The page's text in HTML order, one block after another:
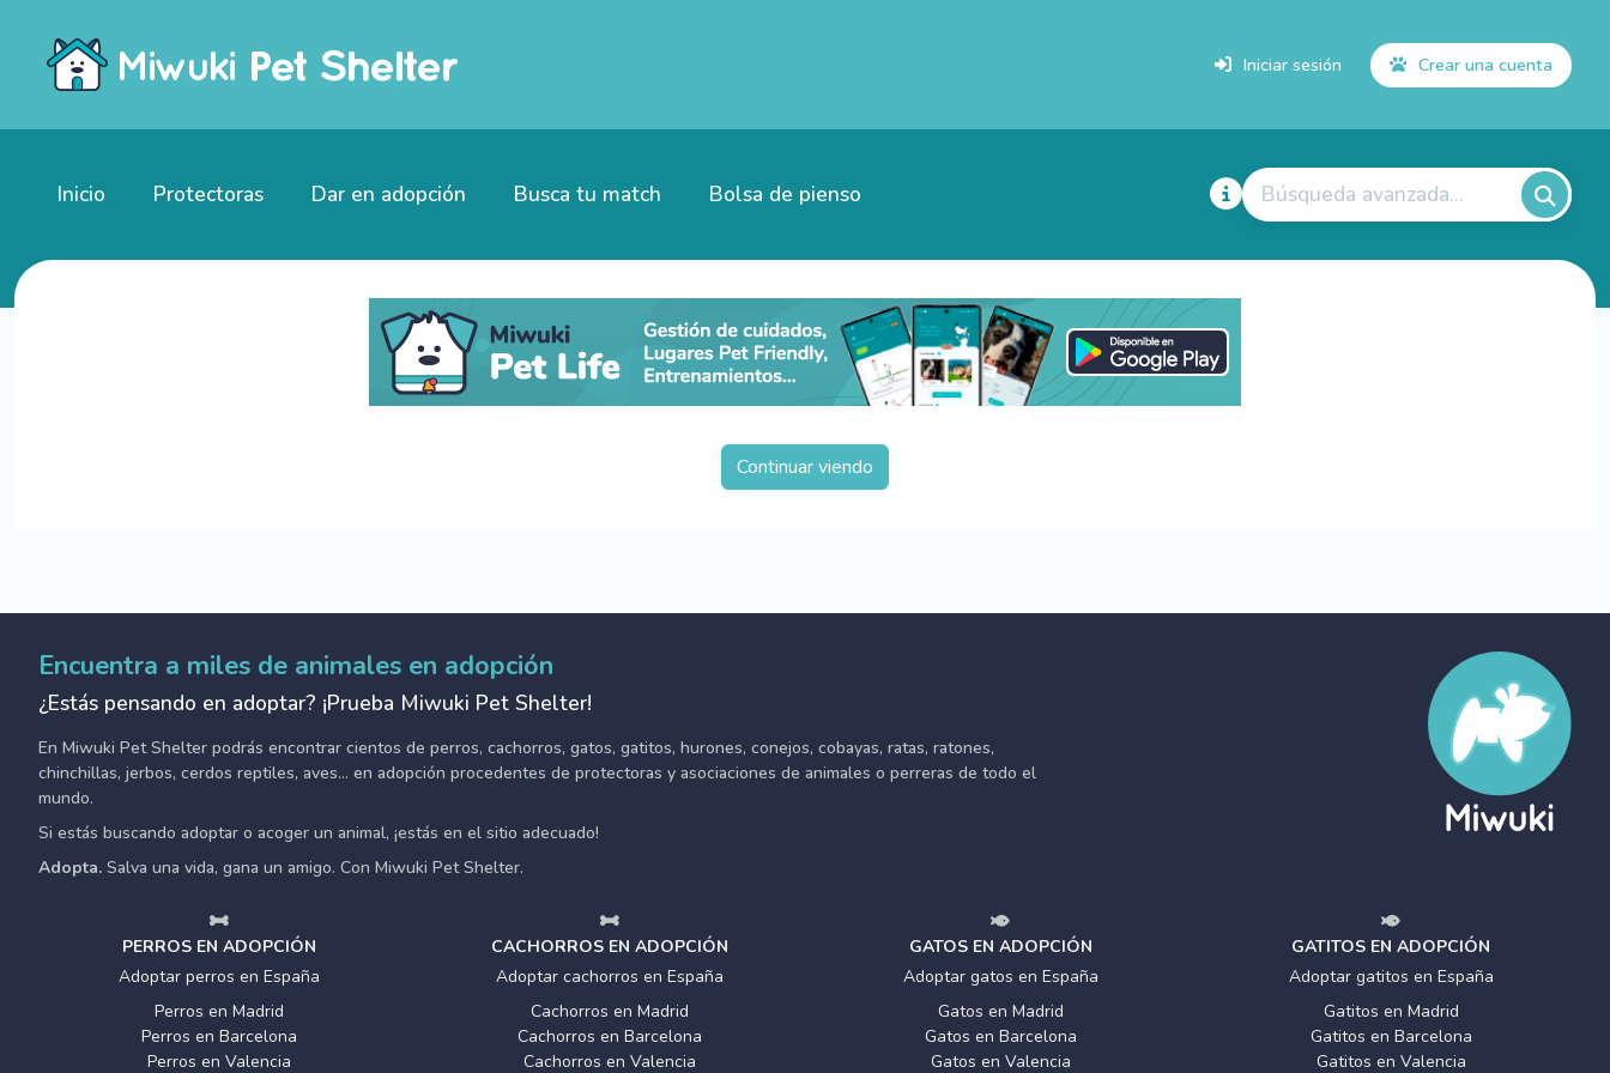
Iniciar sesión Crear una cuenta
Inicio Protectoras Dar en adopción Busca tu match Bolsa de pienso Búsqueda avanzada...
Continuar viendo
Encuentra a miles de animales en adopción
¿Estás pensando en adoptar? ¡Prueba Miwuki Pet Shelter!
En Miwuki Pet Shelter podrás encontrar cientos de perros, cachorros, gatos, gatitos, hurones, conejos, cobayas, ratas, ratones,
chinchillas, jerbos, cerdos reptiles, aves... en adopción procedentes de protectoras y asociaciones de animales o perreras de todo el
mundo.
Si estás buscando adoptar o acoger un animal, ¡estás en el sitio adecuado!
Adopta. Salva una vida, gana un amigo. Con Miwuki Pet Shelter.
PERROS EN ADOPCIÓN
Adoptar perros en España
Perros en Madrid
Perros en Barcelona
Perros en Valencia
CACHORROS EN ADOPCIÓN
Adoptar cachorros en España
Cachorros en Madrid
Cachorros en Barcelona
Cachorros en Valencia
GATOS EN ADOPCIÓN
Adoptar gatos en España
Gatos en Madrid
Gatos en Barcelona
Gatos en Valencia
GATITOS EN ADOPCIÓN
Adoptar gatitos en España
Gatitos en Madrid
Gatitos en Barcelona
Gatitos en Valencia